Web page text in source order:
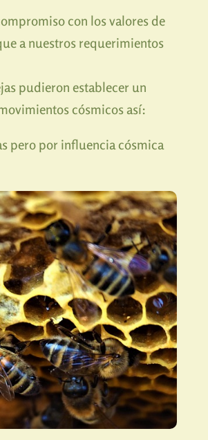
con los valores de
a nuestros requerimientos
pudieron establecer un
cósmicos así:
pero por influencia cósmica